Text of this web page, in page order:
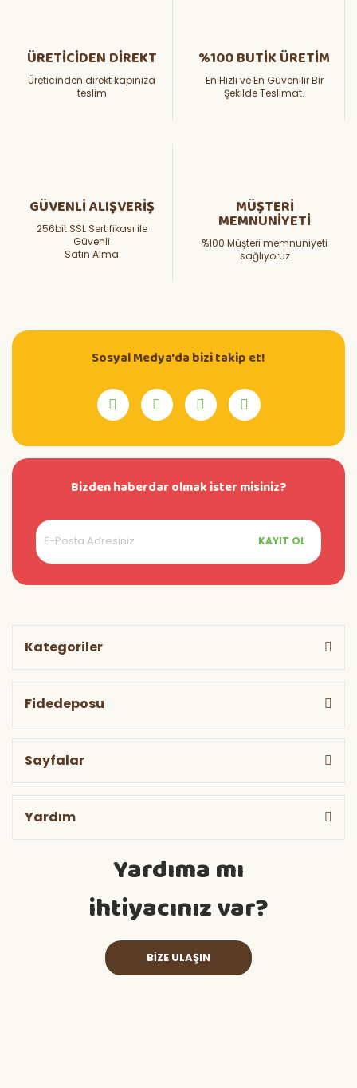
ÜRETİCİDEN DİREKT
Üreticinden direkt kapınıza
teslim
%100 BUTİK ÜRETİM
En Hızlı ve En Güvenilir Bir
Şekilde Teslimat.
GÜVENLİ ALIŞVERİŞ
256bit SSL Sertifikası ile
Güvenli
Satın Alma
MÜŞTERİ
MEMNUNİYETİ
%100 Müşteri memnuniyeti
sağlıyoruz
Sosyal Medya'da bizi takip et!
Bizden haberdar olmak ister misiniz?
KAYIT OL
Kategoriler
Fidedeposu
Sayfalar
Yardım
Yardıma mı
ihtiyacınız var?
BİZE ULAŞIN